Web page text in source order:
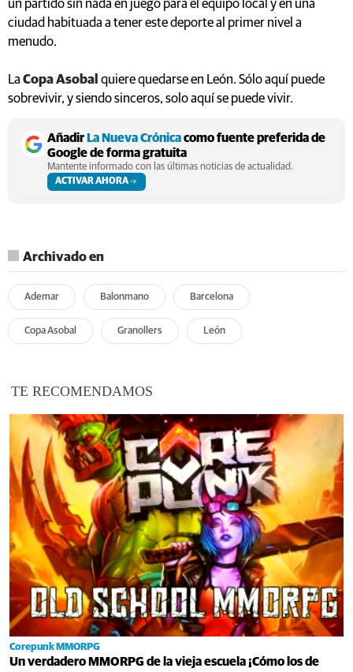
un partido sin nada en juego para el equipo local y en una
ciudad habituada a tener este deporte al primer nivel a
menudo.
La Copa Asobal quiere quedarse en León. Sólo aquí puede
sobrevivir, y siendo sinceros, solo aquí se puede vivir.
Añadir La Nueva Crónicacomo fuente preferida de
Google de forma gratuita
Mantente informado con las últimas noticias de actualidad.
ACTIVAR AHORA
Archivado en
Ademar Balonmano Barcelona
Copa Asobal Granollers León
TE RECOMENDAMOS
Corepunk MMORPG
Un verdadero MMORPG de la vieja escuela ¡Cómo los de